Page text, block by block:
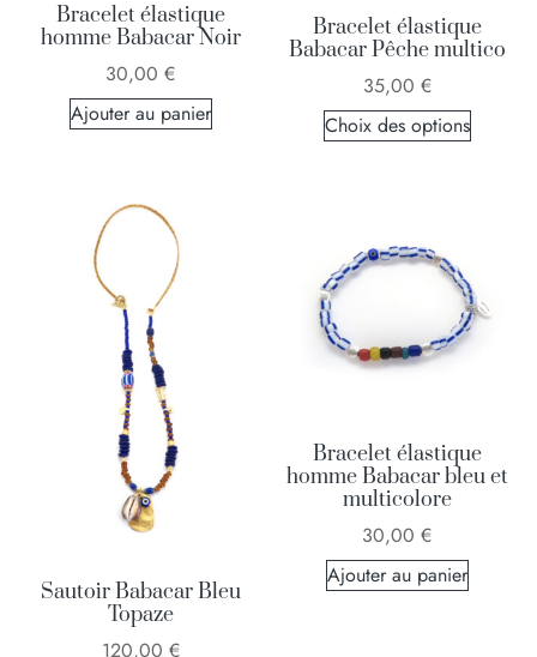
Bracelet élastique
homme Babacar Noir
30,00 €
Ajouter au panier
Bracelet élastique
Babacar Pêche multico
35,00 €
Choix des options
Sautoir Babacar Bleu
Topaze
120,00 €
Bracelet élastique
homme Babacar bleu et
multicolore
30,00 €
Ajouter au panier